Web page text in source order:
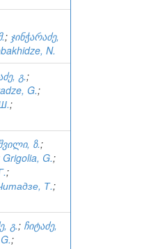
; ჯინჭარაძე,
N.
გ.;
G.;
;
ზ.;
Grigolia, G.;
;
Т.;
გ.; ჩიტაძე,
;